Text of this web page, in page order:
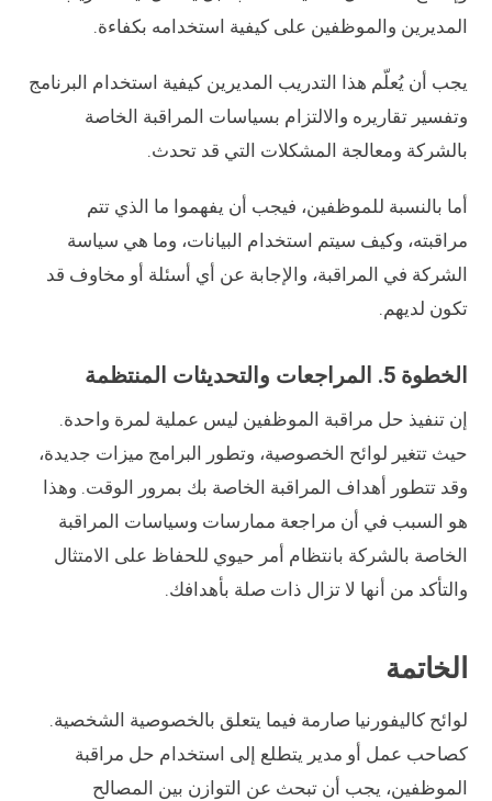
المديرين والموظفين على كيفية استخدامه بكفاءة.
يجب أن يُعلّم هذا التدريب المديرين كيفية استخدام البرنامج
وتفسير تقاريره والالتزام بسياسات المراقبة الخاصة
بالشركة ومعالجة المشكلات التي قد تحدث.
أما بالنسبة للموظفين، فيجب أن يفهموا ما الذي تتم
مراقبته، وكيف سيتم استخدام البيانات، وما هي سياسة
الشركة في المراقبة، والإجابة عن أي أسئلة أو مخاوف قد
تكون لديهم.
الخطوة 5. المراجعات والتحديثات المنتظمة
إن تنفيذ حل مراقبة الموظفين ليس عملية لمرة واحدة.
حيث تتغير لوائح الخصوصية، وتطور البرامج ميزات جديدة،
وقد تتطور أهداف المراقبة الخاصة بك بمرور الوقت. وهذا
هو السبب في أن مراجعة ممارسات وسياسات المراقبة
الخاصة بالشركة بانتظام أمر حيوي للحفاظ على الامتثال
والتأكد من أنها لا تزال ذات صلة بأهدافك.
الخاتمة
لوائح كاليفورنيا صارمة فيما يتعلق بالخصوصية الشخصية.
كصاحب عمل أو مدير يتطلع إلى استخدام حل مراقبة
الموظفين، يجب أن تبحث عن التوازن بين المصالح